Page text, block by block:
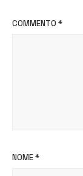
COMMENTO *
NOME*